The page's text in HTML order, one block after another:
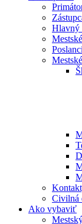
Hlavný
Civilná
Ako vybaviť